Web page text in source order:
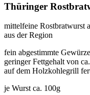
Thüringer
mittelfeine Rostbratwurst
aus der Region
fein abgestimmte
geringer Fettgehalt von
auf dem Holzkohlegrill
je Wurst ca. 100g